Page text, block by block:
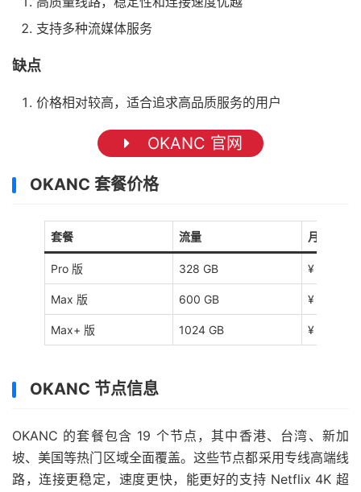
支持多种流媒体服务
缺点
价格相对较高，适合追求高品质服务的用户
OKANC 官网
OKANC 套餐价格
套餐 流量 月付价格
Pro 版 328 GB ¥ 46
Max 版 600 GB ¥ 52
Max+ 版 1024 GB ¥ 88
OKANC 节点信息
OKANC 的套餐包含 19 个节点，其中香港、台湾、新加
坡、美国等热门区域全面覆盖。这些节点都采用专线高端线
路，连接更稳定，速度更快，能更好的支持 Netflix 4K 超